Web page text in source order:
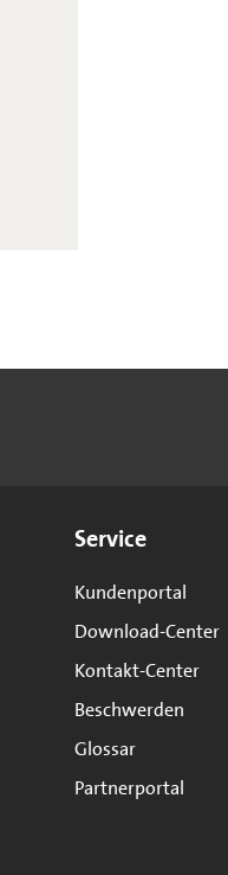
Service
Kundenportal
Download-Center
Kontakt-Center
Beschwerden
Glossar
Partnerportal